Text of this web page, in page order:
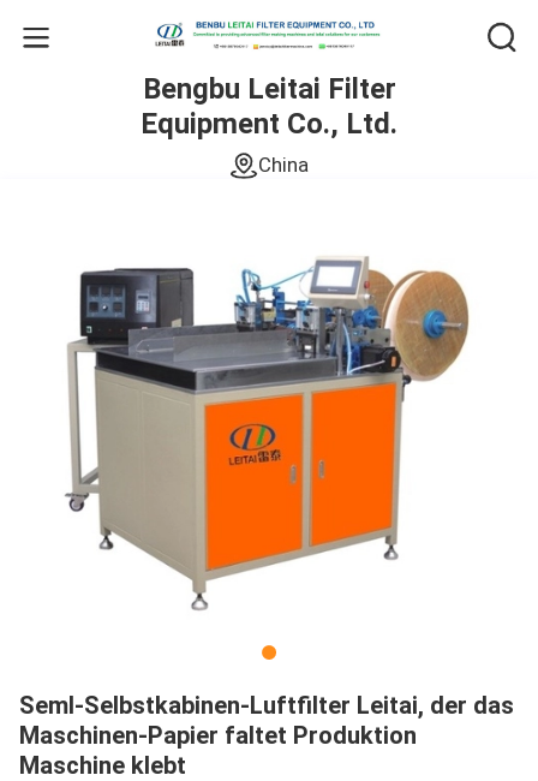
Bengbu Leitai Filter
Equipment Co., Ltd.
China
Seml-Selbstkabinen-Luftfilter Leitai, der das
Maschinen-Papier faltet Produktion
Maschine klebt